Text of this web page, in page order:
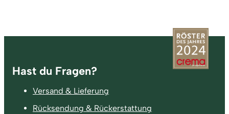
Fußzeile
Hast du Fragen?
Versand & Lieferung
Rücksendung & Rückerstattung